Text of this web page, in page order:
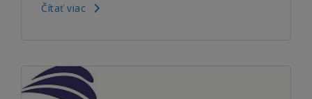
Čítať viac